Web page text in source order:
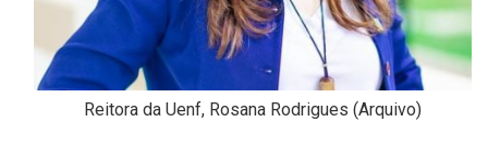
Reitora da Uenf, Rosana Rodrigues (Arquivo)